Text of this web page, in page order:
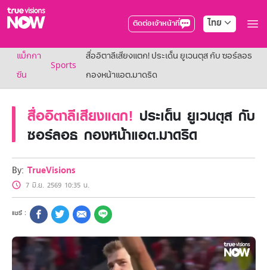
ติดต่อเจ้าหน้าที่ ไทย
True AF2026
แพ็กเกจ
NOW ENT
NOW SPORTS
NOW Muay Thai
แพ็กเกจทรูวิชันส์นาวทั้งหมด
เคเบิลและจานดาวเทียม
สิทธิพิเศษ
สิทธิพิเศษลูกค้าทรูวิชั่นส์
Showtime
HoReCa
แพ็กเกจสำหรับผู้ประกอบการ
หาร้านร่วมรายการ
FAQs
แม็กกา
ซีน
Sports
สื่ออิตาลีเสียงแตก! ประเด็น ยูเวนตุส กับ ซอร์ลอธ
กองหน้าแอต.มาดริด
สื่ออิตาลีเสียงแตก! ประเด็น ยูเวนตุส กับ
ซอร์ลอธ กองหน้าแอต.มาดริด
By: TrueVisions
7 มิ.ย. 2569 10:35 น.